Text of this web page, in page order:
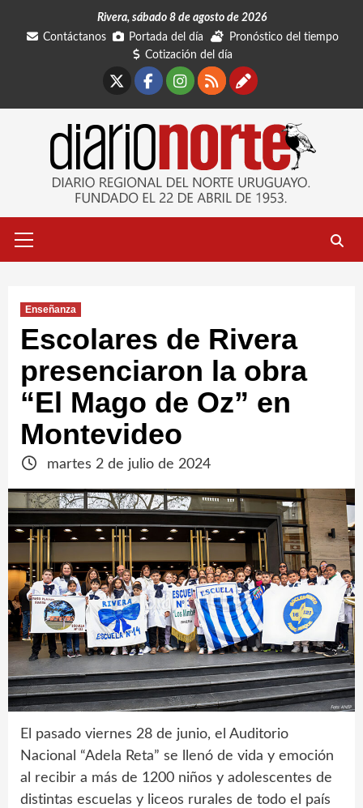
Rivera, sábado 8 de agosto de 2026
Contáctanos
Portada del día
Pronóstico del tiempo
Cotización del día
Facebook
Instagram
RSSContáctanos
primario
Enseñanza
Escolares de Rivera
presenciaron la obra
“El Mago de Oz” en
Montevideo
martes 2 de julio de 2024
El pasado viernes 28 de junio, el Auditorio
Nacional “Adela Reta” se llenó de vida y emoción
al recibir a más de 1200 niños y adolescentes de
distintas escuelas y liceos rurales de todo el país